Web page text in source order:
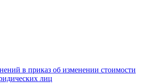
в приказ об изменении стоимости
лиц